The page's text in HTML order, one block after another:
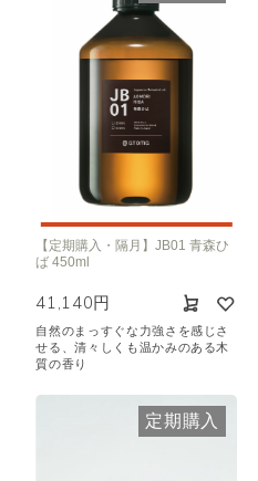
【定期購入・隔月】JB01 青森ひ
ば 450ml
41,140円
自然のまっすぐな力強さを感じさ
せる、清々しくも温かみのある木
質の香り
定期購入